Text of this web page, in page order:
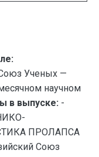
Ученых —
научном
в выпуске: -
ПРОЛАПСА
Союз